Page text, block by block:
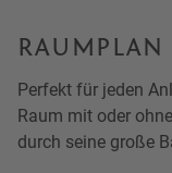
RAUMPLAN
Perfekt für jeden
Raum mit oder
durch seine große